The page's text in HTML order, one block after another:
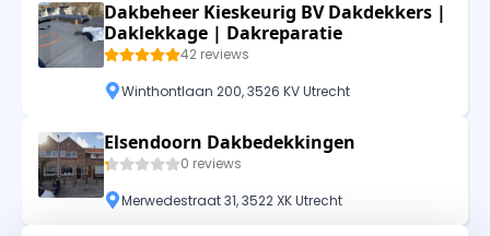
Dakbeheer Kieskeurig BV Dakdekkers |
Daklekkage | Dakreparatie
42 reviews
Winthontlaan 200, 3526 KV Utrecht
Elsendoorn Dakbedekkingen
0 reviews
Merwedestraat 31, 3522 XK Utrecht